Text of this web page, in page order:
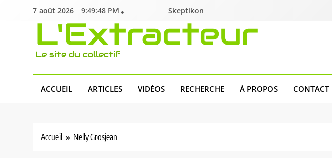
7 août 2026 9:49:49 PM Skeptikon
L'Extracteur
Le site du collectif
ACCUEIL ARTICLES VIDÉOS RECHERCHE À PROPOS CONTACT
Accueil Nelly Grosjean